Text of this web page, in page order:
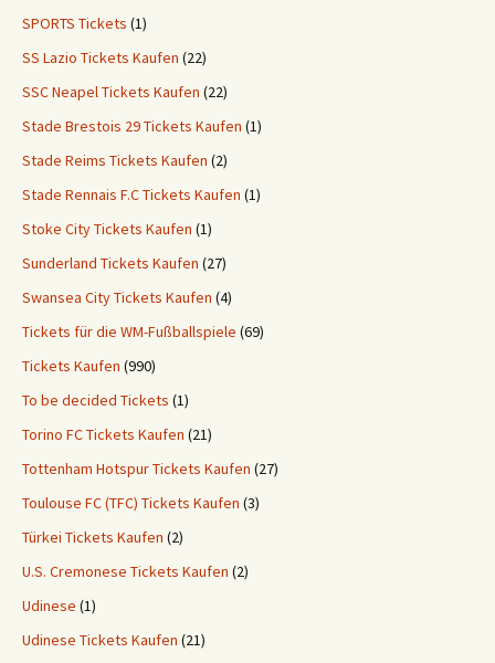
SPORTS Tickets (1)
SS Lazio Tickets Kaufen (22)
SSC Neapel Tickets Kaufen (22)
Stade Brestois 29 Tickets Kaufen (1)
Stade Reims Tickets Kaufen (2)
Stade Rennais F.C Tickets Kaufen (1)
Stoke City Tickets Kaufen (1)
Sunderland Tickets Kaufen (27)
Swansea City Tickets Kaufen (4)
Tickets für die WM-Fußballspiele (69)
Tickets Kaufen (990)
To be decided Tickets (1)
Torino FC Tickets Kaufen (21)
Tottenham Hotspur Tickets Kaufen (27)
Toulouse FC (TFC) Tickets Kaufen (3)
Türkei Tickets Kaufen (2)
U.S. Cremonese Tickets Kaufen (2)
Udinese (1)
Udinese Tickets Kaufen (21)